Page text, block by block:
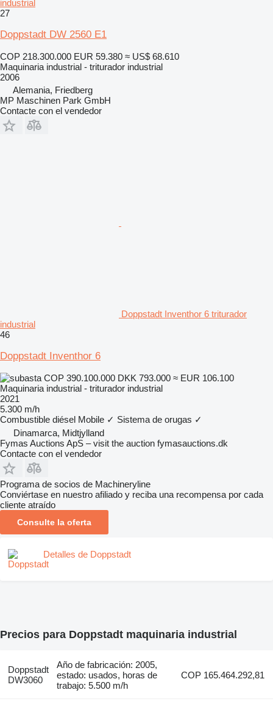
industrial
27
Doppstadt DW 2560 E1
COP 218.300.000 EUR 59.380 ≈ US$ 68.610
Maquinaria industrial - triturador industrial
2006
Alemania, Friedberg
MP Maschinen Park GmbH
Contacte con el vendedor
Doppstadt Inventhor 6 triturador
industrial
46
Doppstadt Inventhor 6
COP 390.100.000 DKK 793.000 ≈ EUR 106.100
Maquinaria industrial - triturador industrial
2021
5.300 m/h
Combustible diésel Mobile ✓ Sistema de orugas ✓
Dinamarca, Midtjylland
Fymas Auctions ApS – visit the auction fymasauctions.dk
Contacte con el vendedor
Programa de socios de Machineryline
Conviértase en nuestro afiliado y reciba una recompensa por cada
cliente atraído
Consulte la oferta
Detalles de Doppstadt
Precios para Doppstadt maquinaria industrial
Doppstadt
DW3060
Año de fabricación: 2005,
estado: usados, horas de
trabajo: 5.500 m/h
COP 165.464.292,81